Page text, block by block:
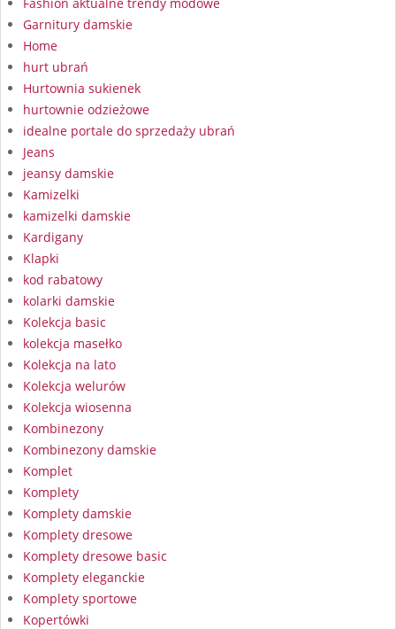
Garnitury damskie
Home
hurt ubrań
Hurtownia sukienek
hurtownie odzieżowe
idealne portale do sprzedaży ubrań
Jeans
jeansy damskie
Kamizelki
kamizelki damskie
Kardigany
Klapki
kod rabatowy
kolarki damskie
Kolekcja basic
kolekcja masełko
Kolekcja na lato
Kolekcja welurów
Kolekcja wiosenna
Kombinezony
Kombinezony damskie
Komplet
Komplety
Komplety damskie
Komplety dresowe
Komplety dresowe basic
Komplety eleganckie
Komplety sportowe
Kopertówki